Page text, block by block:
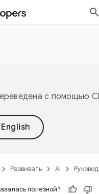
с помощью
Развивать AI
полезной?